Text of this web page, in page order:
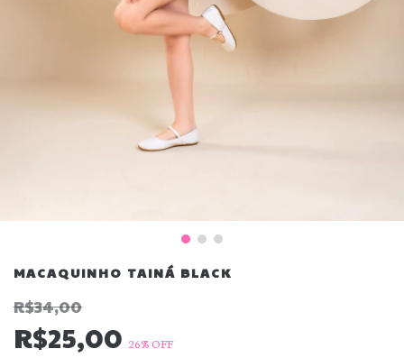
MACAQUINHO TAINÁ BLACK
R$34,00
R$25,00 26% OFF